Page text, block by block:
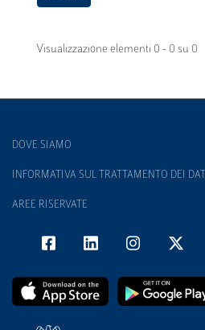
Visualizzazione elementi 0 - 0 su 0
DOVE SIAMO
INFORMATIVA SUL TRATTAMENTO DEI DATI
AREE RISERVATE